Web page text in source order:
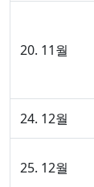
20. 11월
24. 12월
25. 12월